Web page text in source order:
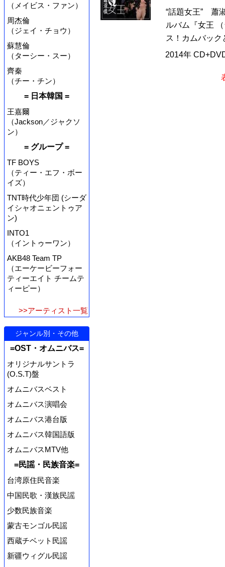
（メイビス・ファン）
周杰倫
（ジェイ・チョウ）
蘇慧倫
（ターシー・スー）
齊秦
（チー・チン）
= 日本韓国 =
王嘉爾
（Jackson／ジャクソ
ン）
= グループ =
TF BOYS
（ティー・エフ・ボー
イズ）
TNT時代少年団 (シーダ
イシャオニェントゥア
ン)
INTO1
（イントゥーワン）
AKB48 Team TP
（エーケービーフォー
ティーエイト チームテ
ィーピー）
>>アーティスト一覧
ジャンル別・その他
=OST・オムニバス=
オリジナルサントラ
(O.S.T)盤
オムニバスベスト
オムニバス演唱会
オムニバス港台版
オムニバス韓国語版
オムニバスMTV他
=民謡・民族音楽=
台湾原住民音楽
中国民歌・漢族民謡
少数民族音楽
蒙古モンゴル民謡
西蔵チベット民謡
新疆ウィグル民謡
“話題女王” 蕭
ルバム『女王
ス！カムバッ
2014年